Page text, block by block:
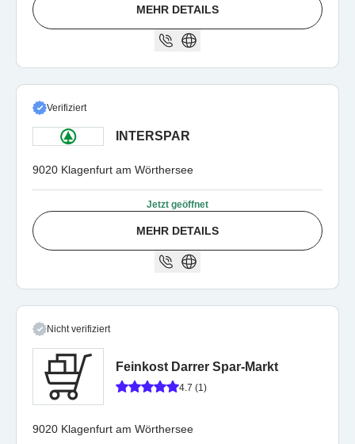
MEHR DETAILS
Verifiziert
INTERSPAR
9020 Klagenfurt am Wörthersee
Jetzt geöffnet
MEHR DETAILS
Nicht verifiziert
Feinkost Darrer Spar-Markt
4.7 (1)
9020 Klagenfurt am Wörthersee